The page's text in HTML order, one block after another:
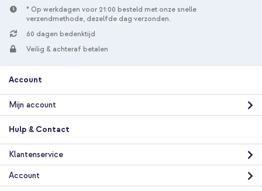
* Op werkdagen voor 21:00 besteld met onze snelle
verzendmethode, dezelfde dag verzonden.
60 dagen bedenktijd
Veilig & achteraf betalen
Account
Mijn account
Hulp & Contact
Klantenservice
Account